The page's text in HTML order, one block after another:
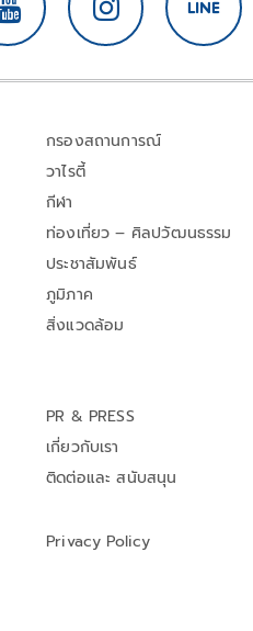
กรองสถานการณ์
วาไรตี้
กีฬา
ท่องเที่ยว – ศิลปวัฒนธรรม
ประชาสัมพันธ์
ภูมิภาค
สิ่งแวดล้อม
PR & PRESS
เกี่ยวกับเรา
ติดต่อและ สนับสนุน
Privacy Policy